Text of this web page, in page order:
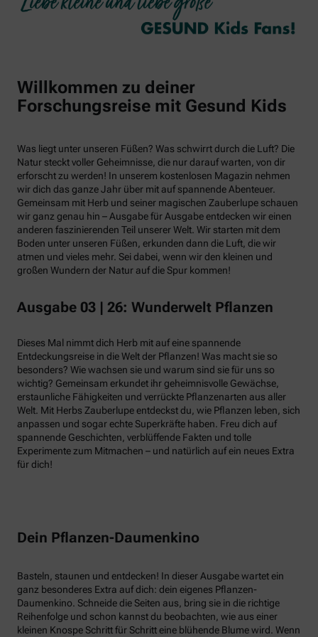
Willkommen zu deiner
Forschungsreise mit Gesund Kids
Was liegt unter unseren Füßen? Was schwirrt durch die Luft? Die
Natur steckt voller Geheimnisse, die nur darauf warten, von dir
erforscht zu werden! In unserem kostenlosen Magazin nehmen
wir dich das ganze Jahr über mit auf spannende Abenteuer.
Gemeinsam mit Herb und seiner magischen Zauberlupe schauen
wir ganz genau hin – Ausgabe für Ausgabe entdecken wir einen
anderen faszinierenden Teil unserer Welt. Wir starten mit dem
Boden unter unseren Füßen, erkunden dann die Luft, die wir
atmen und vieles mehr. Sei dabei, wenn wir den kleinen und
großen Wundern der Natur auf die Spur kommen!
Ausgabe 03 | 26: Wunderwelt Pflanzen
Dieses Mal nimmt dich Herb mit auf eine spannende
Entdeckungsreise in die Welt der Pflanzen! Was macht sie so
besonders? Wie wachsen sie und warum sind sie für uns so
wichtig? Gemeinsam erkundet ihr geheimnisvolle Gewächse,
erstaunliche Fähigkeiten und verrückte Pflanzenarten aus aller
Welt. Mit Herbs Zauberlupe entdeckst du, wie Pflanzen leben, sich
anpassen und sogar echte Superkräfte haben. Freu dich auf
spannende Geschichten, verblüffende Fakten und tolle
Experimente zum Mitmachen – und natürlich auf ein neues Extra
für dich!
Dein Pflanzen-Daumenkino
Basteln, staunen und entdecken! In dieser Ausgabe wartet ein
ganz besonderes Extra auf dich: dein eigenes Pflanzen-
Daumenkino. Schneide die Seiten aus, bring sie in die richtige
Reihenfolge und schon kannst du beobachten, wie aus einer
kleinen Knospe Schritt für Schritt eine blühende Blume wird. Wenn